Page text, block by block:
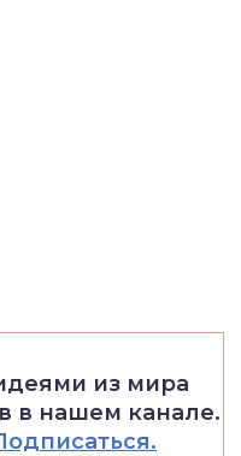
из мира
в нашем канале.